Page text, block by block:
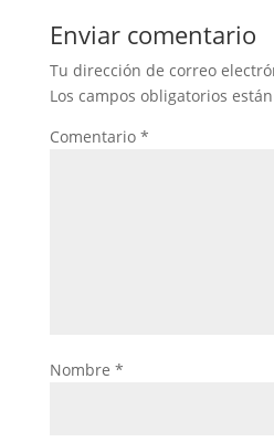
Enviar comentario
Tu dirección de correo
Los campos obligatorios
Comentario *
Nombre *